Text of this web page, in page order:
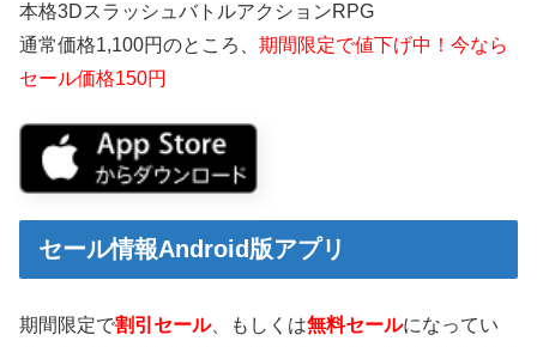
本格3DスラッシュバトルアクションRPG
通常価格1,100円のところ、 期間限定で値下げ中！今なら
セール価格150円
セール情報Android版アプリ
期間限定で割引セール、もしくは無料セールになってい